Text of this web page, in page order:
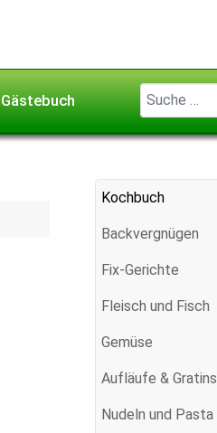
Gästebuch
Kochbuch
Backvergnügen
Fix-Gerichte
Fleisch und Fisch
Gemüse
Aufläufe & Gratins
Nudeln und Pasta